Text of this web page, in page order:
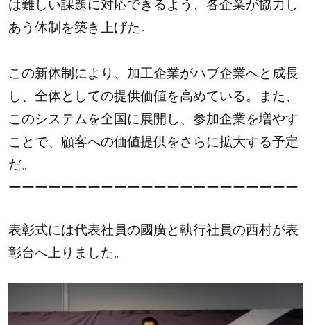
は難しい課題に対応できるよう、各企業が協力し
あう体制を築き上げた。
この新体制により、加工企業がハブ企業へと成長
し、全体としての提供価値を高めている。また、
このシステムを全国に展開し、参加企業を増やす
ことで、顧客への価値提供をさらに拡大する予定
だ。
ーーーーーーーーーーーーーーーーーーーーーー
表彰式には代表社員の國廣と執行社員の西村が表
彰台へ上りました。